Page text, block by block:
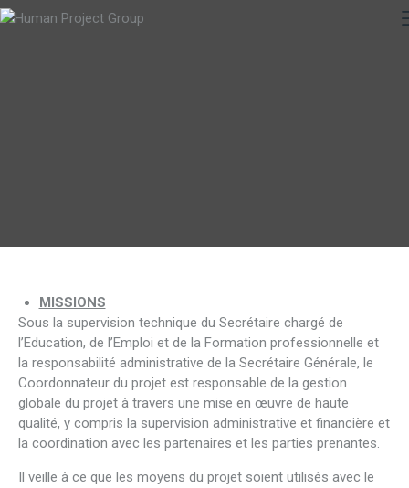
MISSIONS
Sous la supervision technique du Secrétaire chargé de
l’Education, de l’Emploi et de la Formation professionnelle et
la responsabilité administrative de la Secrétaire Générale, le
Coordonnateur du projet est responsable de la gestion
globale du projet à travers une mise en œuvre de haute
qualité, y compris la supervision administrative et financière et
la coordination avec les partenaires et les parties prenantes.
Il veille à ce que les moyens du projet soient utilisés avec le